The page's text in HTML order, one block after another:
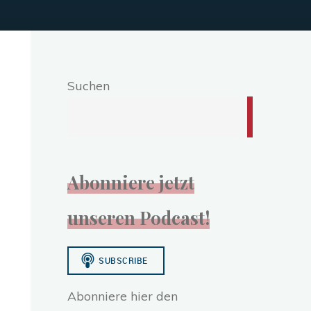
Suchen
Abonniere jetzt
unseren Podcast!
Abonniere hier den